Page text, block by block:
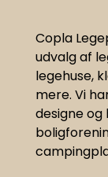
Copla
udvalg af
legehuse,
mere. Vi
designe